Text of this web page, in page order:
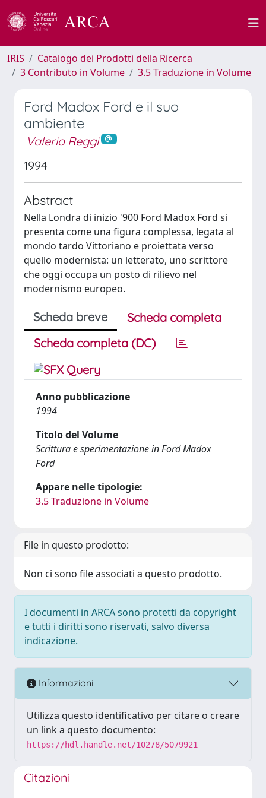
IRIS
Catalogo dei Prodotti della Ricerca
3 Contributo in Volume
3.5 Traduzione in Volume
Ford Madox Ford e il suo
ambiente
Valeria Reggi
1994
Abstract
Nella Londra di inizio '900 Ford Madox Ford si
presenta come una figura complessa, legata al
mondo tardo Vittoriano e proiettata verso
quello modernista: un letterato, uno scrittore
che oggi occupa un posto di rilievo nel
modernismo europeo.
Scheda breve
Scheda completa
Scheda completa (DC)
Anno pubblicazione
1994
Titolo del Volume
Scrittura e sperimentazione in Ford Madox
Ford
Appare nelle tipologie:
3.5 Traduzione in Volume
File in questo prodotto:
Non ci sono file associati a questo prodotto.
I documenti in ARCA sono protetti da copyright
e tutti i diritti sono riservati, salvo diversa
indicazione.
Informazioni
Utilizza questo identificativo per citare o creare
un link a questo documento:
https://hdl.handle.net/10278/5079921
Citazioni